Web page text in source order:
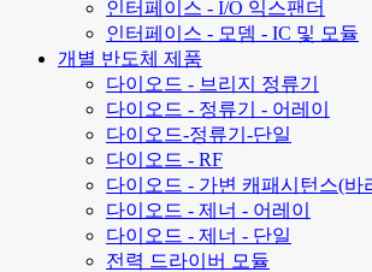
인터페이스 - I/O 익스팬더
인터페이스 - 모뎀 - IC 및 모듈
개별 반도체 제품
다이오드 - 브리지 정류기
다이오드 - 정류기 - 어레이
다이오드-정류기-단일
다이오드 - RF
다이오드 - 가변 캐패시턴스(바
다이오드 - 제너 - 어레이
다이오드 - 제너 - 단일
전력 드라이버 모듈